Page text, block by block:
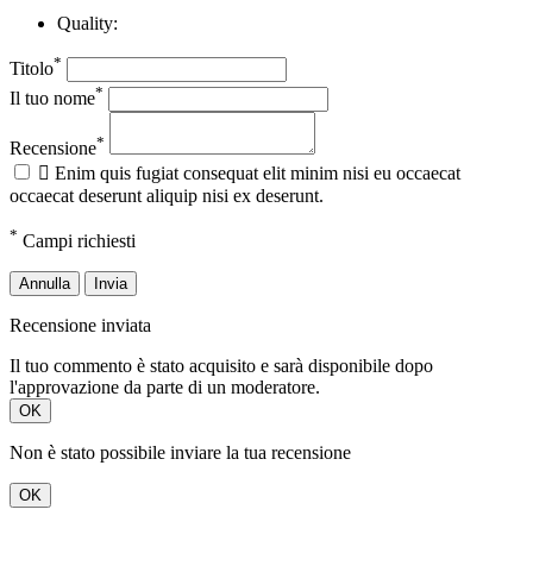
Quality:
Titolo*
Il tuo nome*
Recensione*
 Enim quis fugiat consequat elit minim nisi eu occaecat
occaecat deserunt aliquip nisi ex deserunt.
* Campi richiesti
Annulla Invia
Recensione inviata
Il tuo commento è stato acquisito e sarà disponibile dopo
l'approvazione da parte di un moderatore.
OK
Non è stato possibile inviare la tua recensione
OK